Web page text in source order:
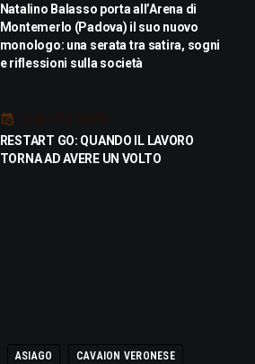
Natalino Balasso porta all’Arena di
Montemerlo (Padova) il suo nuovo
monologo: una serata tra satira, sogni
e riflessioni sulla società
Luglio 21, 2026
RESTART GO: QUANDO IL LAVORO
TORNA AD AVERE UN VOLTO
ASIAGO CAVAION VERONESE